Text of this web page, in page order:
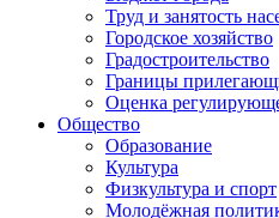
Труд и занятость
Городское хозяйство
Градостроительство
Границы
Оценка
Общество
Образование
Культура
Физкультура и спорт
Молодёжная